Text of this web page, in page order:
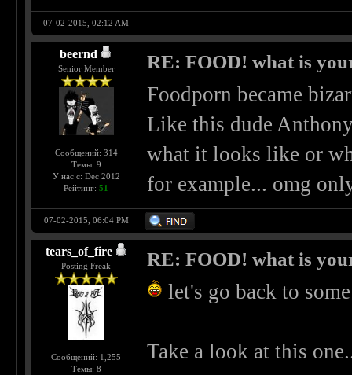
07-02-2015, 02:12 AM
beernd
Senior Member
Сообщений: 314
Темы: 9
У нас с: Dec 2012
Рейтинг:51
RE: FOOD! what is
Foodporn became
Like this dude
what it looks like or
for example... omg
07-02-2015, 06:04 PM
tears_of_fire
Posting Freak
Сообщений: 1,255
Темы: 8
RE: FOOD! what is
let's go back to
Take a look at this